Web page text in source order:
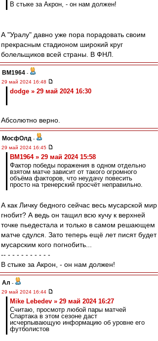
В стыке за Акрон, - он нам должен!
А "Уралу" давно уже пора порадовать своим
прекрасным стадионом широкий круг
болельщиков всей страны. В ФНЛ.
BM1964 -
29 май 2024 16:48
dodge » 29 май 2024 16:30
Абсолютно верно.
МосфОлд -
29 май 2024 16:45
BM1964 » 29 май 2024 15:58
Фактор победы поражения в одном отдельно
взятом матче зависит от такого огромного
объёма факторов, что неудачу повесить
просто на тренерский просчёт неправильно.
А как Личку бедного сейчас весь мусарской мир
гнобит? А ведь он тащил всю кучу к верхней
точке пьедестала и только в самом решающем
матче сдулся. Зато теперь ещё лет писят будет
мусарским кого погнобить...
-- - - - - - - - - - -
В стыке за Акрон, - он нам должен!
Ал -
29 май 2024 16:44
Mike Lebedev » 29 май 2024 16:27
Считаю, просмотр любой пары матчей
Спартака в этом сезоне даст
исчерпывающую информацию об уровне его
футболистов